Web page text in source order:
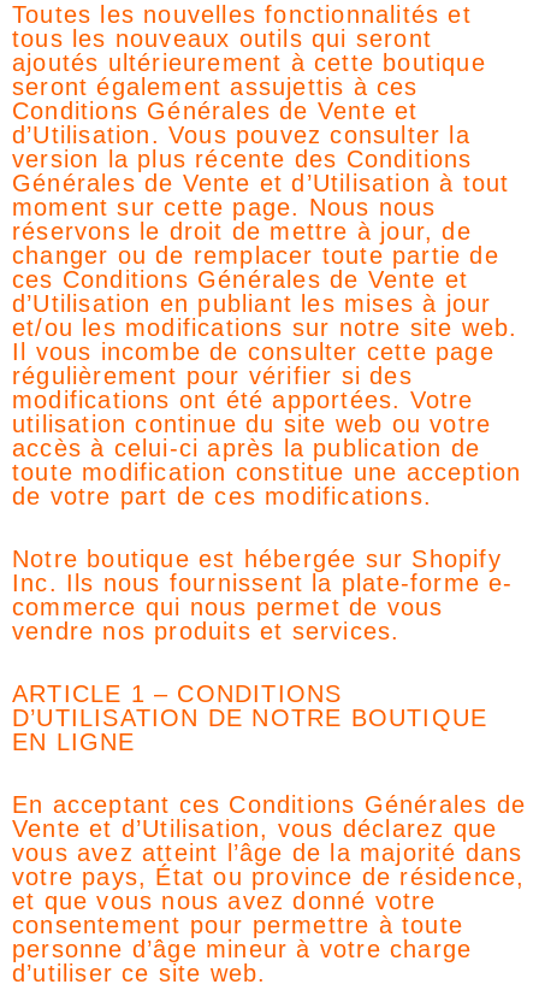
Toutes les nouvelles fonctionnalités et
tous les nouveaux outils qui seront
ajoutés ultérieurement à cette boutique
seront également assujettis à ces
Conditions Générales de Vente et
d’Utilisation. Vous pouvez consulter la
version la plus récente des Conditions
Générales de Vente et d’Utilisation à tout
moment sur cette page. Nous nous
réservons le droit de mettre à jour, de
changer ou de remplacer toute partie de
ces Conditions Générales de Vente et
d’Utilisation en publiant les mises à jour
et/ou les modifications sur notre site web.
Il vous incombe de consulter cette page
régulièrement pour vérifier si des
modifications ont été apportées. Votre
utilisation continue du site web ou votre
accès à celui-ci après la publication de
toute modification constitue une acception
de votre part de ces modifications.
Notre boutique est hébergée sur Shopify
Inc. Ils nous fournissent la plate-forme e-
commerce qui nous permet de vous
vendre nos produits et services.
ARTICLE 1 – CONDITIONS
D’UTILISATION DE NOTRE BOUTIQUE
EN LIGNE
En acceptant ces Conditions Générales de
Vente et d’Utilisation, vous déclarez que
vous avez atteint l’âge de la majorité dans
votre pays, État ou province de résidence,
et que vous nous avez donné votre
consentement pour permettre à toute
personne d’âge mineur à votre charge
d’utiliser ce site web.